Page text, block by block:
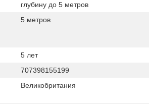
глубину до 5 метров
5 метров
5 лет
707398155199
Великобритания